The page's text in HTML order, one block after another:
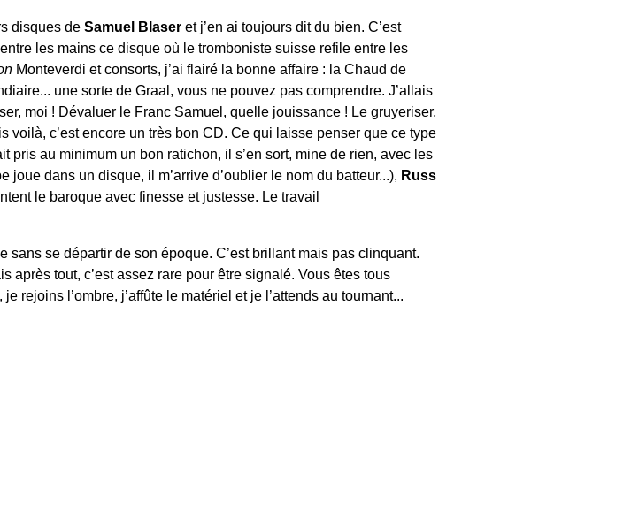
disques deSamuel Blaser et j’en ai toujours dit du bien. C’est
les mains ce disque où le tromboniste suisse refile entre les
Monteverdi et consorts, j’ai flairé la bonne affaire : la Chaud de
une sorte de Graal, vous ne pouvez pas comprendre. J’allais
moi ! Dévaluer le Franc Samuel, quelle jouissance ! Le gruyeriser,
voilà, c’est encore un très bon CD. Ce qui laisse penser que ce type
au minimum un bon ratichon, il s’en sort, mine de rien, avec les
dans un disque, il m’arrive d’oublier le nom du batteur...), Russ
le baroque avec finesse et justesse. Le travail
se départir de son époque. C’est brillant mais pas clinquant.
après tout, c’est assez rare pour être signalé. Vous êtes tous
rejoins l’ombre, j’affûte le matériel et je l’attends au tournant...